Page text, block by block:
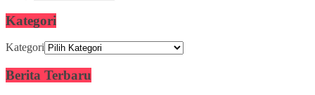
Kategori
Kategori
Berita Terbaru